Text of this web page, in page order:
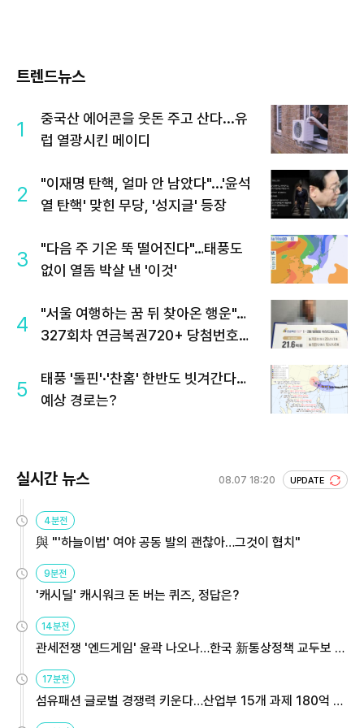
트렌드뉴스
1
중국산 에어콘을 웃돈 주고 산다...유
럽 열광시킨 메이디
2
"이재명 탄핵, 얼마 안 남았다"...'윤석
열 탄핵' 맞힌 무당, '성지글' 등장
3
"다음 주 기온 뚝 떨어진다"…태풍도
없이 열돔 박살 낸 '이것'
4
"서울 여행하는 꿈 뒤 찾아온 행운"…
327회차 연금복권720+ 당첨번호조
5
태풍 '돌핀'·'찬홈' 한반도 빗겨간다…
예상 경로는?
실시간 뉴스 08.07 18:20 UPDATE
4분전
與 "'하늘이법' 여야 공동 발의 괜찮아…그것이 협치"
9분전
'캐시딜' 캐시워크 돈 버는 퀴즈, 정답은?
14분전
관세전쟁 '엔드게임' 윤곽 나오나…한국 新통상정책 교두보 활
용해야
17분전
섬유패션 글로벌 경쟁력 키운다…산업부 15개 과제 180억 지
원